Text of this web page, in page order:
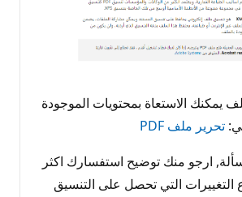
يمكنك الاستعاة بمحتويات الموجودة
تحرير ملف PDF
ارجو منك توضيح استفسارك اكثر
التغييرات التي تحصل على التنسيق